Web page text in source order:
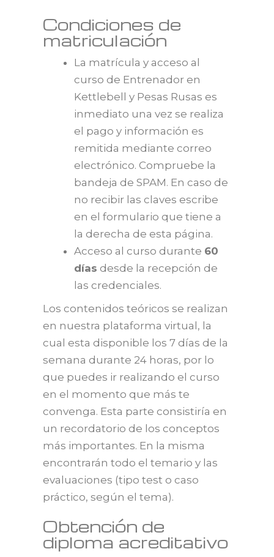
Condiciones de
matriculación
La matrícula y acceso al
curso de Entrenador en
Kettlebell y Pesas Rusas es
inmediato una vez se realiza
el pago y información es
remitida mediante correo
electrónico. Compruebe la
bandeja de SPAM. En caso de
no recibir las claves escribe
en el formulario que tiene a
la derecha de esta página.
Acceso al curso durante 60
días desde la recepción de
las credenciales.
Los contenidos teóricos se realizan
en nuestra plataforma virtual, la
cual esta disponible los 7 días de la
semana durante 24 horas, por lo
que puedes ir realizando el curso
en el momento que más te
convenga. Esta parte consistiría en
un recordatorio de los conceptos
más importantes. En la misma
encontrarán todo el temario y las
evaluaciones (tipo test o caso
práctico, según el tema).
Obtención de
diploma acreditativo